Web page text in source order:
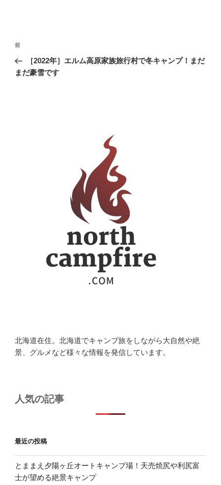
投
ナ
前
の
投
前
［2022年］エルム高原家族旅行村で冬キャンプ！まだ
まだ豪雪です
北海道在住。北海道でキャンプ旅をしながら大自然や絶
景、グルメなど様々な情報を発信しています。
人気の記事
最近の投稿
とままえ夕陽ヶ丘オートキャンプ場！天売焼尻や利尻富
士が望める絶景キャンプ